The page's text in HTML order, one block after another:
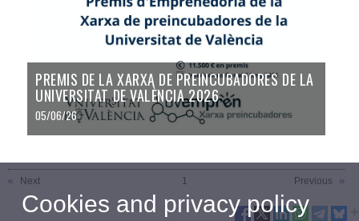
PREMIS DE LA XARXA DE PREINCUBADORES DE LA
UNIVERSITAT DE VALÈNCIA 2026
05/06/26
Next Previous
1
Cookies and privacy policy